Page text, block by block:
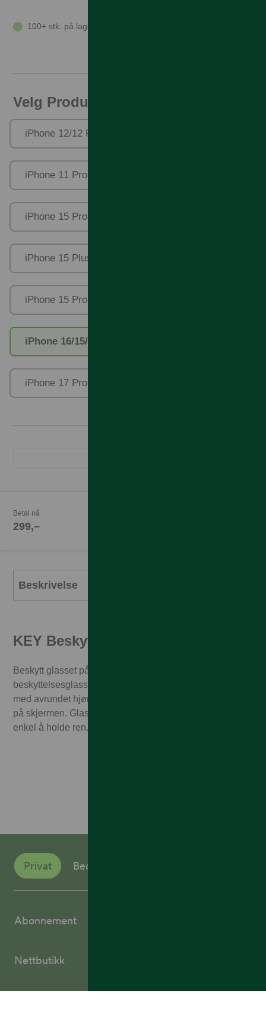
100+ stk. på lager
Velg Produktfamilie
iPhone 12/12 Pro
iPhone 11 Pro
iPhone 15 Pro Max
iPhone 15 Plus/16 Plus
iPhone 15 Pro Max/15 Plus/16 Plus
iPhone 16/15/15 Pro
iPhone 17 Pro Max
Betal nå
299,–
Beskrivelse
KEY Beskyttelsesglass for iPhone
Beskytt glasset på din iPhone mot riper med transparent
beskyttelsesglass. Tynt kjemisk temperert herdet glass
med avrundet hjørner som legger seg litt nedover kanten
på skjermen. Glasset etterlater ingen fingeravtrykk og er
enkel å holde ren.
Privat Bedrift
Abonnement
Nettbutikk